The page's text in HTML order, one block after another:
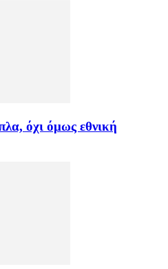
όχι όμως εθνική